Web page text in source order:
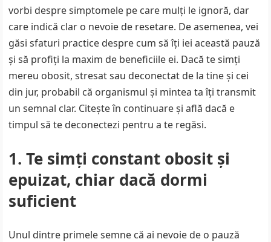
vorbi despre simptomele pe care mulți le ignoră, dar
care indică clar o nevoie de resetare. De asemenea, vei
găsi sfaturi practice despre cum să îți iei această pauză
și să profiți la maxim de beneficiile ei. Dacă te simți
mereu obosit, stresat sau deconectat de la tine și cei
din jur, probabil că organismul și mintea ta îți transmit
un semnal clar. Citește în continuare și află dacă e
timpul să te deconectezi pentru a te regăsi.
1. Te simți constant obosit și
epuizat, chiar dacă dormi
suficient
Unul dintre primele semne că ai nevoie de o pauză